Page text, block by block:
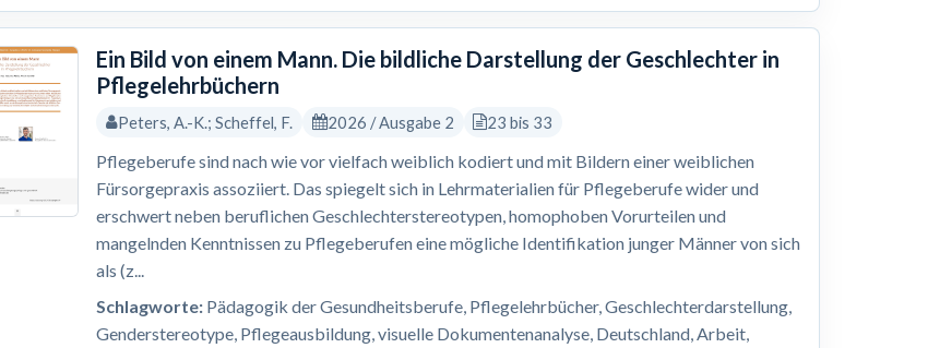
Ein Bild von einem Mann. Die bildliche Darstellung der Geschlechter in
Pflegelehrbüchern
Peters, A.-K.; Scheffel, F. 2026 / Ausgabe 2 23 bis 33
Pflegeberufe sind nach wie vor vielfach weiblich kodiert und mit Bildern einer weiblichen
Fürsorgepraxis assoziiert. Das spiegelt sich in Lehrmaterialien für Pflegeberufe wider und
erschwert neben beruflichen Geschlechterstereotypen, homophoben Vorurteilen und
mangelnden Kenntnissen zu Pflegeberufen eine mögliche Identifikation junger Männer von sich
als (z...
Schlagworte: Pädagogik der Gesundheitsberufe, Pflegelehrbücher, Geschlechterdarstellung,
Genderstereotype, Pflegeausbildung, visuelle Dokumentenanalyse, Deutschland, Arbeit,